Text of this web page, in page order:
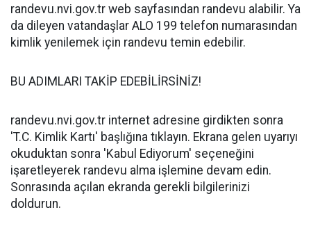
randevu.nvi.gov.tr web sayfasından randevu alabilir. Ya
da dileyen vatandaşlar ALO 199 telefon numarasından
kimlik yenilemek için randevu temin edebilir.
BU ADIMLARI TAKİP EDEBİLİRSİNİZ!
randevu.nvi.gov.tr internet adresine girdikten sonra
'T.C. Kimlik Kartı' başlığına tıklayın. Ekrana gelen uyarıyı
okuduktan sonra 'Kabul Ediyorum' seçeneğini
işaretleyerek randevu alma işlemine devam edin.
Sonrasında açılan ekranda gerekli bilgilerinizi
doldurun.